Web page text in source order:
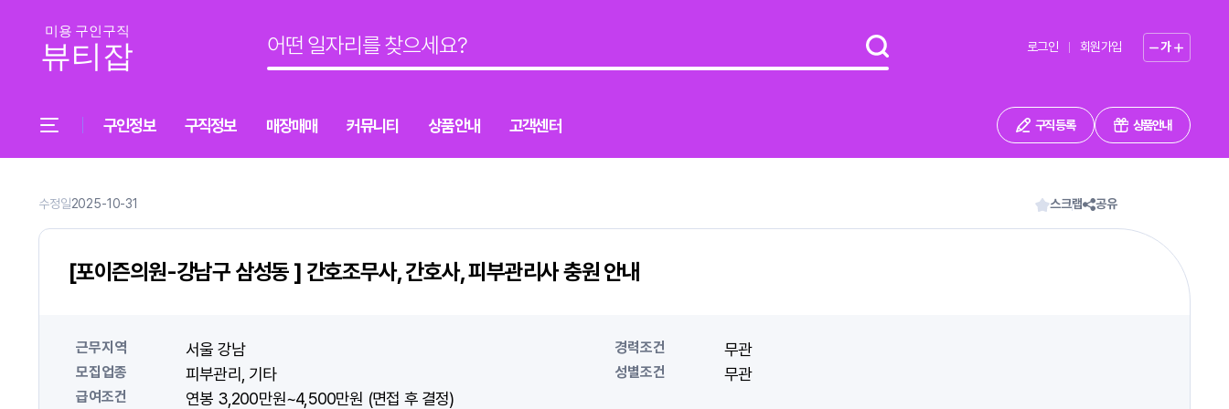
로그인 회원가입 가
구인정보 구직정보 매장매매 커뮤니티 상품안내 고객센터 구직 등록 상품안내
수정일2025-10-31 스크랩 공유
[포이즌의원-강남구 삼성동 ] 간호조무사, 간호사, 피부관리사 충원 안내
근무지역 서울 강남
모집업종 피부관리 기타
급여조건 연봉 3,200만원~4,500만원 (면접 후 결정)
경력조건 무관
성별조건 무관